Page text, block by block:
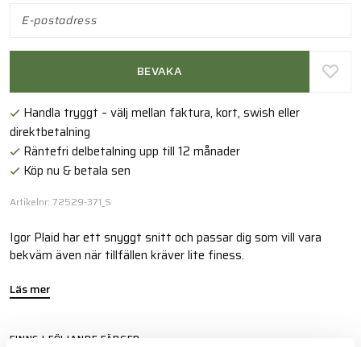
BEVAKA
Handla tryggt – välj mellan faktura, kort, swish eller
direktbetalning
Räntefri delbetalning upp till 12 månader
Köp nu & betala sen
Artikelnr: 72529-371_S
Igor Plaid har ett snyggt snitt och passar dig som vill vara
bekväm även när tillfällen kräver lite finess.
Läs mer
FINNS I FÖLJANDE FÄRGER